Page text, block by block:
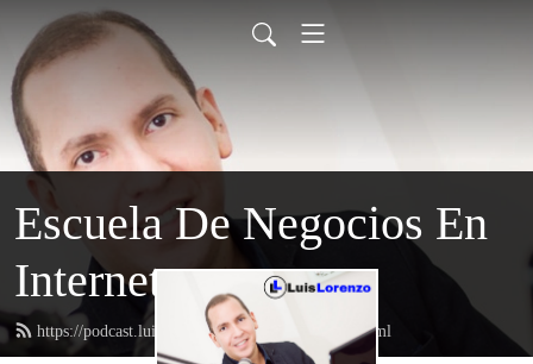
Escuela De Negocios En
Internet
https://podcast.luislorenzoriverasevilla.com/feed.xml